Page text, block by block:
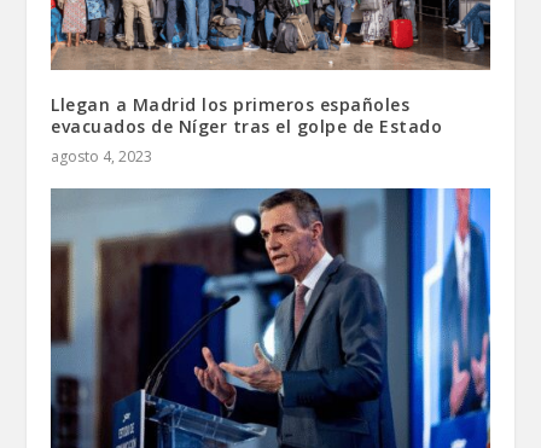
Llegan a Madrid los primeros españoles
evacuados de Níger tras el golpe de Estado
agosto 4, 2023